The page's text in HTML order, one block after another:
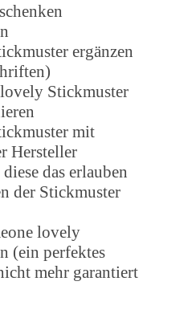
ergänzen
Stickmuster
mit
Hersteller
das erlauben
der Stickmuster
lovely
(ein perfektes
mehr garantiert